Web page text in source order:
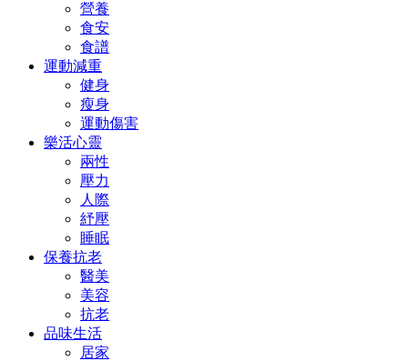
營養
食安
食譜
運動減重
健身
瘦身
運動傷害
樂活心靈
兩性
壓力
人際
紓壓
睡眠
保養抗老
醫美
美容
抗老
品味生活
居家